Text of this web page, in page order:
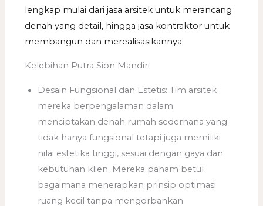
lengkap mulai dari jasa arsitek untuk merancang
denah yang detail, hingga jasa kontraktor untuk
membangun dan merealisasikannya.
Kelebihan Putra Sion Mandiri
Desain Fungsional dan Estetis: Tim arsitek
mereka berpengalaman dalam
menciptakan denah rumah sederhana yang
tidak hanya fungsional tetapi juga memiliki
nilai estetika tinggi, sesuai dengan gaya dan
kebutuhan klien. Mereka paham betul
bagaimana menerapkan prinsip optimasi
ruang kecil tanpa mengorbankan